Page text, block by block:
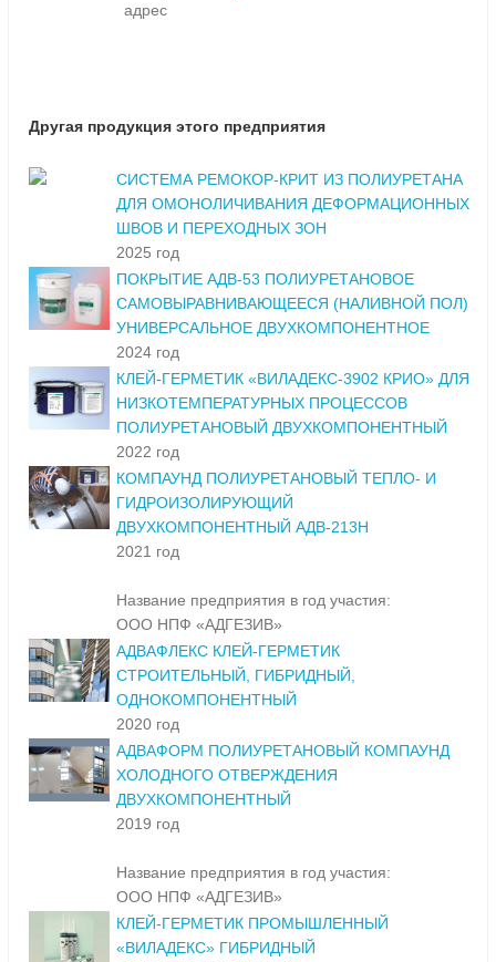
адрес
Другая продукция этого предприятия
СИСТЕМА РЕМОКОР-КРИТ ИЗ ПОЛИУРЕТАНА
ДЛЯ ОМОНОЛИЧИВАНИЯ ДЕФОРМАЦИОННЫХ
ШВОВ И ПЕРЕХОДНЫХ ЗОН
2025 год
ПОКРЫТИЕ АДВ-53 ПОЛИУРЕТАНОВОЕ
САМОВЫРАВНИВАЮЩЕЕСЯ (НАЛИВНОЙ ПОЛ)
УНИВЕРСАЛЬНОЕ ДВУХКОМПОНЕНТНОЕ
2024 год
КЛЕЙ-ГЕРМЕТИК «ВИЛАДЕКС-3902 КРИО» ДЛЯ
НИЗКОТЕМПЕРАТУРНЫХ ПРОЦЕССОВ
ПОЛИУРЕТАНОВЫЙ ДВУХКОМПОНЕНТНЫЙ
2022 год
КОМПАУНД ПОЛИУРЕТАНОВЫЙ ТЕПЛО- И
ГИДРОИЗОЛИРУЮЩИЙ
ДВУХКОМПОНЕНТНЫЙ АДВ-213Н
2021 год
Название предприятия в год участия:
ООО НПФ «АДГЕЗИВ»
АДВАФЛЕКС КЛЕЙ-ГЕРМЕТИК
СТРОИТЕЛЬНЫЙ, ГИБРИДНЫЙ,
ОДНОКОМПОНЕНТНЫЙ
2020 год
АДВАФОРМ ПОЛИУРЕТАНОВЫЙ КОМПАУНД
ХОЛОДНОГО ОТВЕРЖДЕНИЯ
ДВУХКОМПОНЕНТНЫЙ
2019 год
Название предприятия в год участия:
ООО НПФ «АДГЕЗИВ»
КЛЕЙ-ГЕРМЕТИК ПРОМЫШЛЕННЫЙ
«ВИЛАДЕКС» ГИБРИДНЫЙ